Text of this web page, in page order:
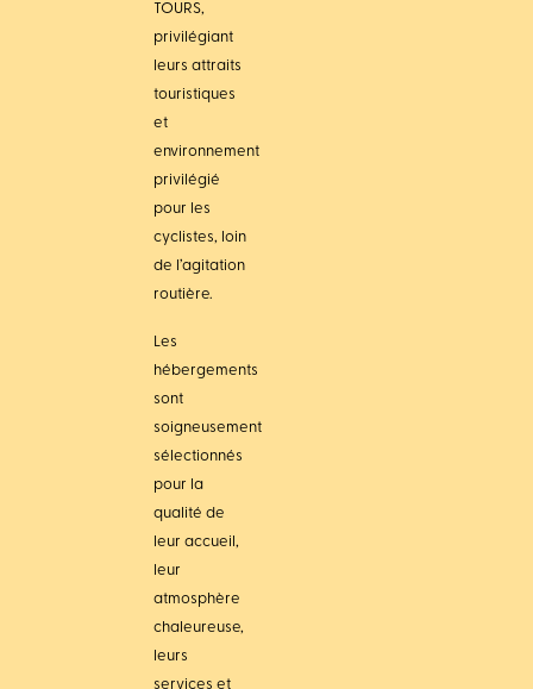
TOURS,
privilégiant
leurs attraits
touristiques
et
environnement
privilégié
pour les
cyclistes, loin
de l’agitation
routière.
Les
hébergements
sont
soigneusement
sélectionnés
pour la
qualité de
leur accueil,
leur
atmosphère
chaleureuse,
leurs
services et